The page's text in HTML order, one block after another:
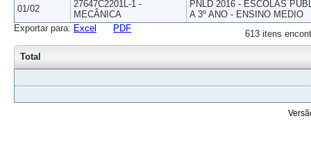
01/02
27647C2201L-1 -
MECÂNICA
PNLD 2016 - ESCOLAS
A 3º ANO - ENSINO MEDIO
613 itens
Exportar para: Excel PDF
Total